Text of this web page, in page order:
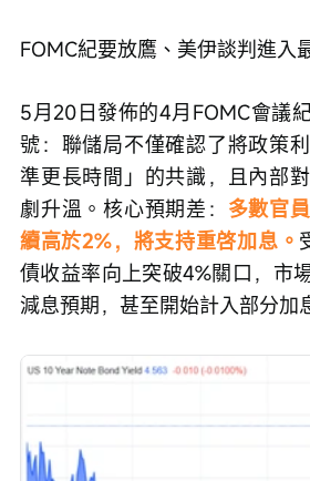
FOMC紀要放鷹、美伊談判進入
5月20日發佈的4月FOMC會議
號：聯儲局不僅確認了將政策
準更長時間」的共識，且內部
劇升溫。核心預期差： 多數官
續高於2%，將支持重啓加息。
債收益率向上突破4%關口，市
減息預期，甚至開始計入部分加